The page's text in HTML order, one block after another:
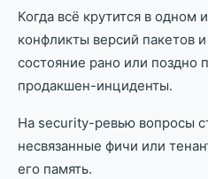
Когда всё крутится в одном
конфликты версий пакетов
состояние рано или поздно
продакшен-инциденты.
На security-ревью вопросы
несвязанные фичи или
его память.